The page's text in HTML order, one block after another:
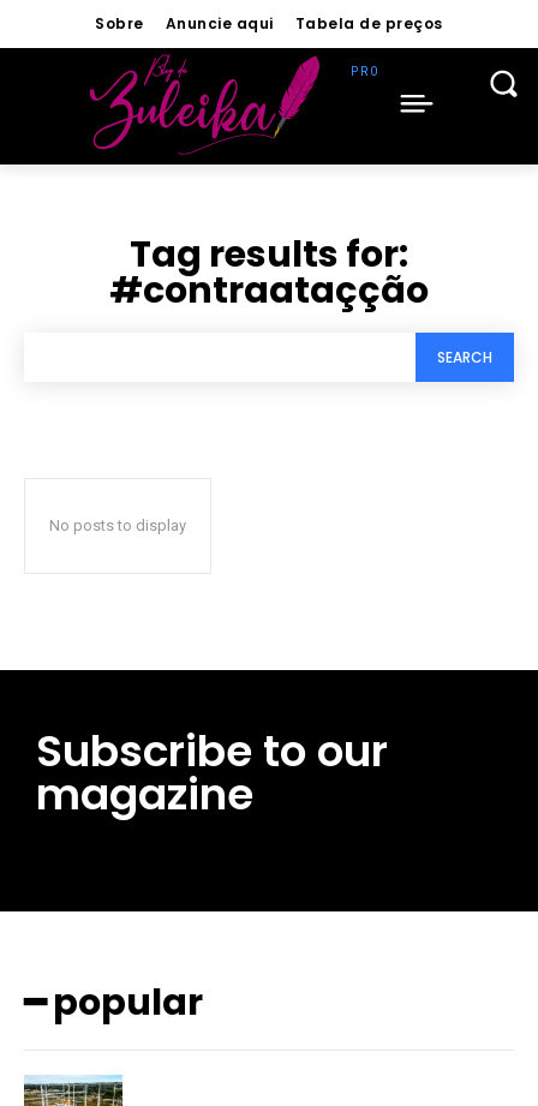
━ pricing plans
Sobre Anuncie aqui Tabela de preços
Tag results for:
#contraataçção
SEARCH
No posts to display
Subscribe to our
magazine
━ popular